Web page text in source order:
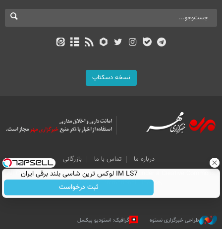
نسخه دسکتاپ
درباره ما تماس با ما
بازرگانی
All Content by Mehr News Agency is licensed under a Creative Commons
Attribution 4.0 International License.
طراحی خبرگزاری نستوه گرافیک: استودیو پیکسل
IM LS7 لوکس ترین شاسی بلند برقی ایران
ثبت درخواست